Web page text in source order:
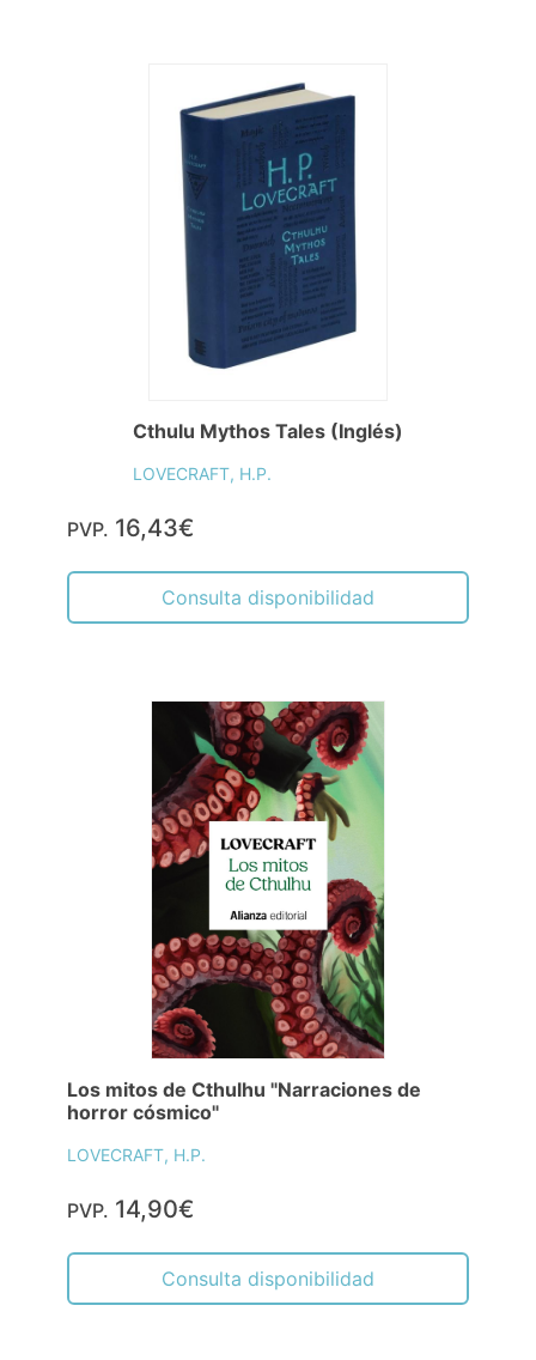
Cthulu Mythos Tales (Inglés)
LOVECRAFT, H.P.
PVP. 16,43€
Consulta disponibilidad
Los mitos de Cthulhu "Narraciones de
horror cósmico"
LOVECRAFT, H.P.
PVP. 14,90€
Consulta disponibilidad